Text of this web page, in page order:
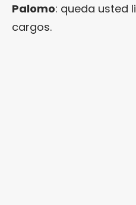
Palomo: queda usted
cargos.